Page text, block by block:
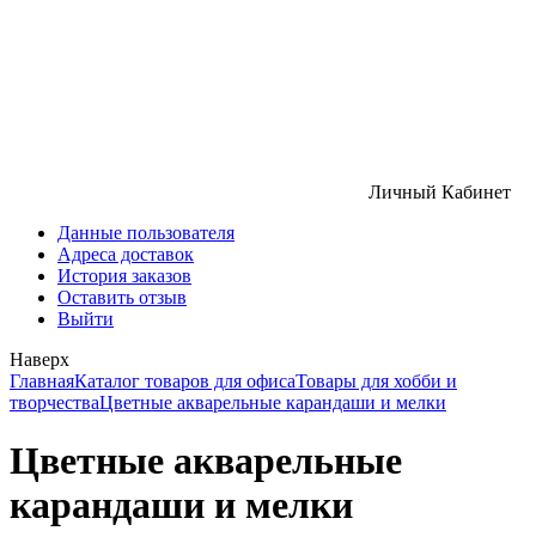
Личный Кабинет
Данные пользователя
Адреса доставок
История заказов
Оставить отзыв
Выйти
Наверх
ГлавнаяКаталог товаров для офисаТовары для хобби и
творчестваЦветные акварельные карандаши и мелки
Цветные акварельные
карандаши и мелки